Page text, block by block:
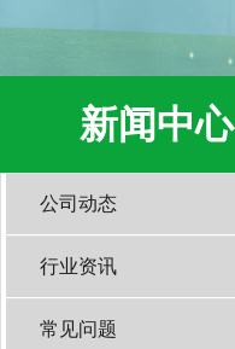
新闻中心
公司动态
行业资讯
常见问题